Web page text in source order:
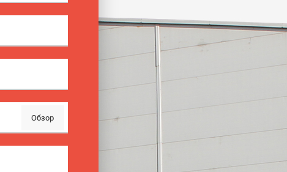
Обзор